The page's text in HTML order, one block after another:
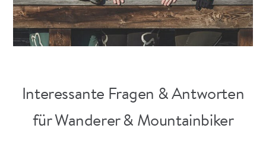
Interessante Fragen & Antworten
für Wanderer & Mountainbiker